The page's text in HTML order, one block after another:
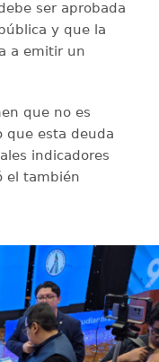
ser aprobada
y que la
a emitir un
que no es
que esta deuda
indicadores
el también